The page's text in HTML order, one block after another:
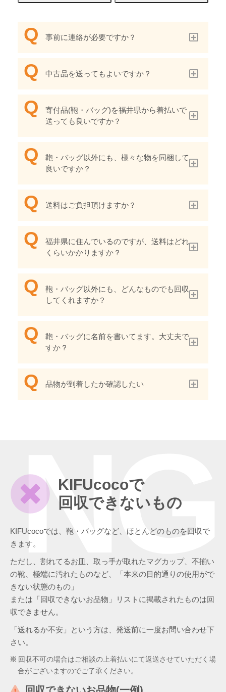
事前に連絡が必要ですか？
中古品を送ってもよいですか？
寄付品(鞄・バッグ)を福井県から着払いで
送っても良いですか？
鞄・バッグ以外にも、様々な物を同梱して
良いですか？
送料はご負担頂けますか？
福井県に住んでいるのですが、送料はどれ
くらいかかりますか？
鞄・バッグ以外にも、どんなものでも回収
してくれますか？
鞄・バッグに名前を書いてます。大丈夫で
すか？
品物が到着したか確認したい
KIFUcocoで
回収できないもの
KIFUcocoでは、鞄・バッグなど、ほとんどのものを回収で
きます。
ただし、割れてるお皿、取っ手が取れたマグカップ、不揃い
の靴、極端に汚れたものなど、「本来の目的通りの使用がで
きない状態のもの」
または「回収できないお品物」リストに掲載されたものは回
収できません。
「送れるか不安」という方は、発送前に一度お問い合わせ下
さい。
回収不可の場合はご相談の上着払いにて返送させていただく場
合がございますのでご了承ください。
NG